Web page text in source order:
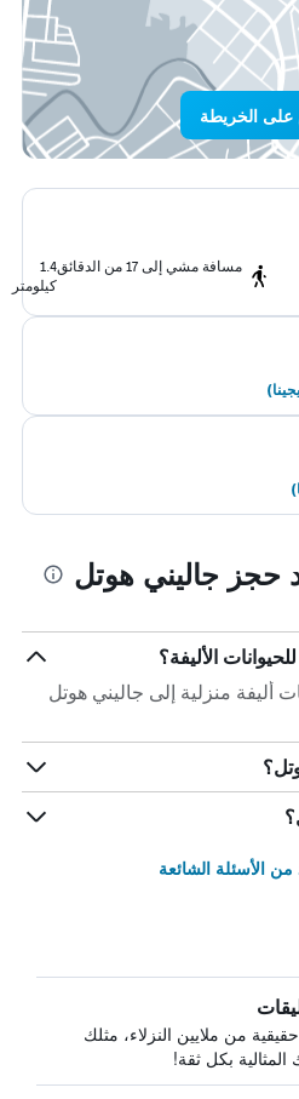
الخريطة
مسافة مشي إلى 17 من الدقائق
1.4
كيلومتر
حجز جاليني هوتل
الأليفة؟
أليفة منزلية إلى جاليني هوتل
الأسئلة الشائعة
من ملايين النزلاء، مثلك
بكل ثقة!